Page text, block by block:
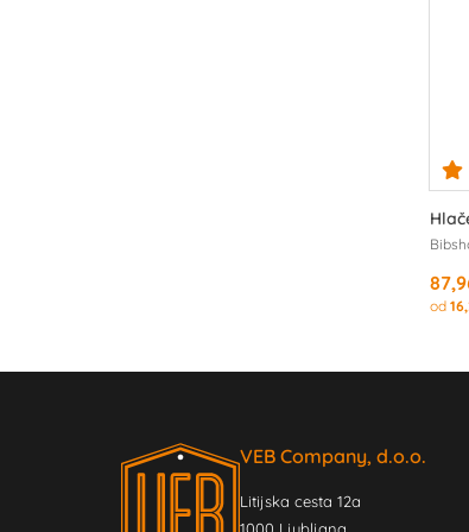
od
VEB Company, d.o.o.
Litijska cesta 12a